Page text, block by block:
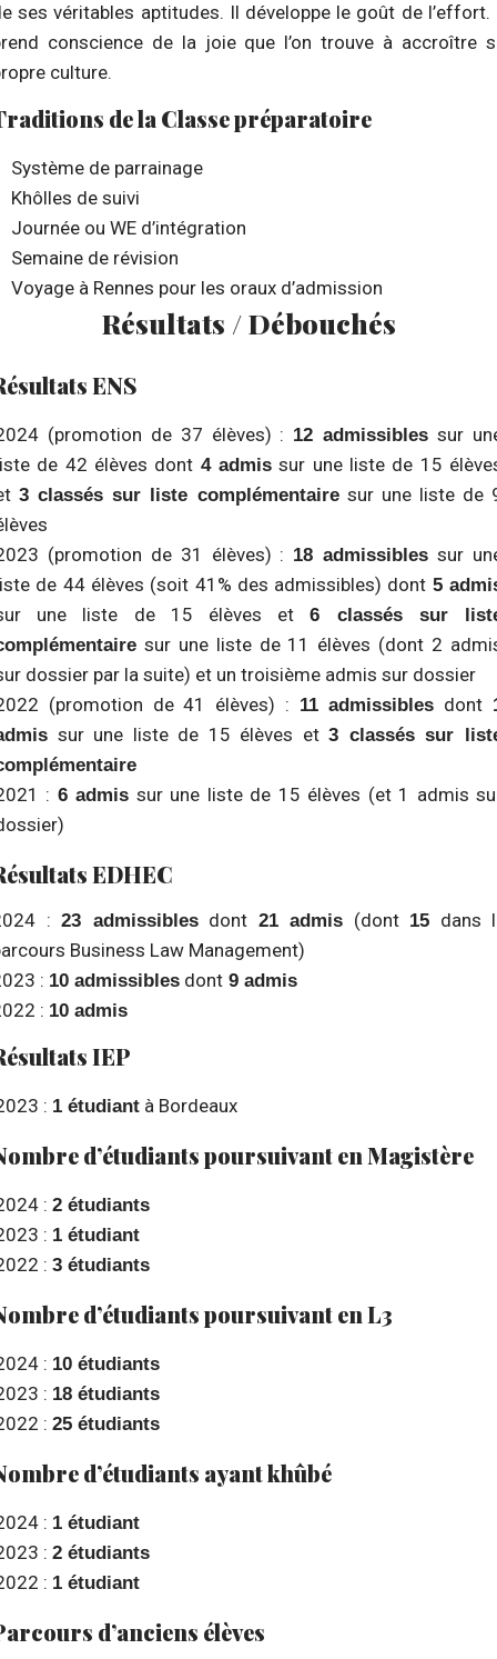
ses véritables aptitudes. Il développe le goût de l’effort.
conscience de la joie que l’on trouve à accroître
culture.
de la Classe préparatoire
Système de parrainage
Khôlles de suivi
Journée ou WE d’intégration
Semaine de révision
Voyage à Rennes pour les oraux d’admission
Résultats / Débouchés
ENS
(promotion de 37 élèves) : 12 admissibles sur
de 42 élèves dont 4 admis sur une liste de 15
3 classés sur liste complémentairesur une liste de
(promotion de 31 élèves) : 18 admissibles sur
de 44 élèves (soit 41% des admissibles) dont 5
une liste de 15 élèves et6 classés sur
sur une liste de 11 élèves (dont 2
dossier par la suite) et un troisième admis sur dossier
(promotion de 41 élèves) : 11 admissibles dont
sur une liste de 15 élèves et3 classés sur
: 6 admis sur une liste de 15 élèves (et 1 admis
EDHEC
: 23 admissiblesdont 21 admis (dont 15 dans
Business Law Management)
: 10 admissibles dont 9 admis
: 10 admis
IEP
: 1 étudiant à Bordeaux
d’étudiants poursuivant en Magistère
: 2 étudiants
: 1 étudiant
: 3 étudiants
d’étudiants poursuivant en L3
: 10 étudiants
: 18 étudiants
: 25 étudiants
d’étudiants ayant khûbé
: 1 étudiant
: 2 étudiants
: 1 étudiant
d’anciens élèves